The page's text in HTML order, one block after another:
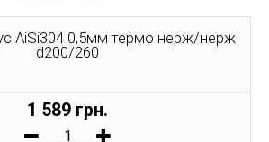
AiSi304 0,5мм термо нерж/нерж
d200/260
1 589 грн.